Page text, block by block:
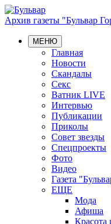
Архив газеты "Бульвар
МЕНЮ
Главная
Новости
Скандалы
Секс
Ватник LIVE
Интервью
Публикации
Приколы
Совет звезды
Спецпроекты
Фото
Видео
Газета
ЕЩЕ
Мода
Афиша
Красота